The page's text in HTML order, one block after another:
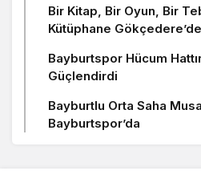
Bir Kitap, Bir Oyun, Bir
Kütüphane Gökçedere’de
Bayburtspor Hücum
Güçlendirdi
Bayburtlu Orta Saha
Bayburtspor’da